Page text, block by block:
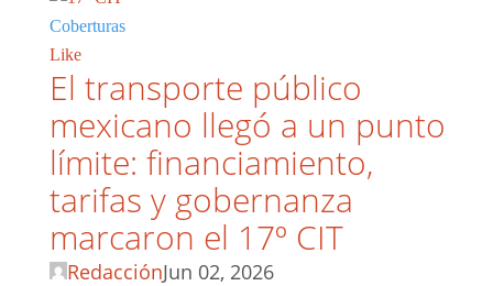
Coberturas
Like
El transporte público
mexicano llegó a un punto
límite: financiamiento,
tarifas y gobernanza
marcaron el 17º CIT
RedacciónJun 02, 2026